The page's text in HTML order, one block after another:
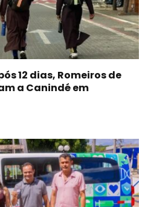
12 dias, Romeiros de
a Canindé em